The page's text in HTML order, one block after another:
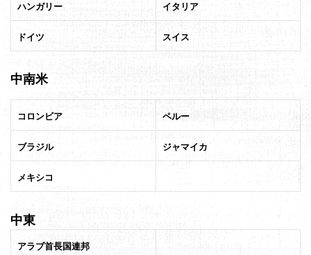
ハンガリー イタリア
ドイツ スイス
中南米
コロンビア ペルー
ブラジル ジャマイカ
メキシコ
中東
アラブ首長国連邦